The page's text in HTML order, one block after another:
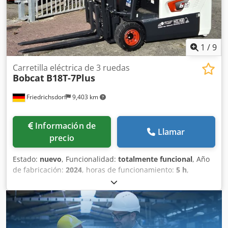
traseros: poliuretano Estado de los neumáticos traseros:
80 - 100% Voltaje de la batería: 24 V Batería Ah: 150 Ah
Tipo de batería: iones de litio Año de fabricación de la
batería: 2025 Estado de la batería: 80 - 100% Carrera
inicial, carrera libre completa, certificado CE, Batería de
iones de litio que no requiere mantenimiento.
1 /9
Friedrichsdorf 9,403 km
Carretilla eléctrica de 3 ruedas
Bobcat B18T-7Plus
Información de
precio
Llamar
Estado: nuevo, Funcionalidad: totalmente funcional, Año
de fabricación: 2024, horas de funcionamiento: 5 h,
1,800 kg, altura de elevación:
mm, ascensor libre:1,540 mm, tipo de combustible:
eléctrico, tipo de mástil:triple, altura de construcción:
2,130 mm, potencia:6 kW (8.16 CV), anchura del
portahorquillas:902 mm, longitud de la horquilla: 1,200